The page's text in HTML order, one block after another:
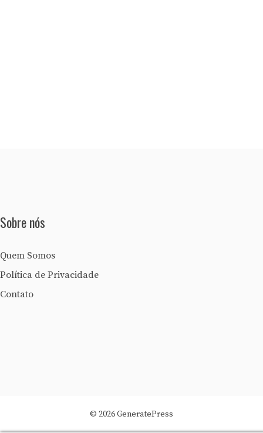
Sobre nós
Quem Somos
Política de Privacidade
Contato
© 2026 GeneratePress